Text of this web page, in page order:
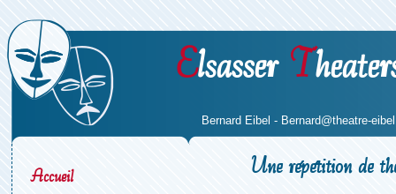
Elsasser T
Bernard Eibel - Bernard@theatre-
Accueil
Une répétition de